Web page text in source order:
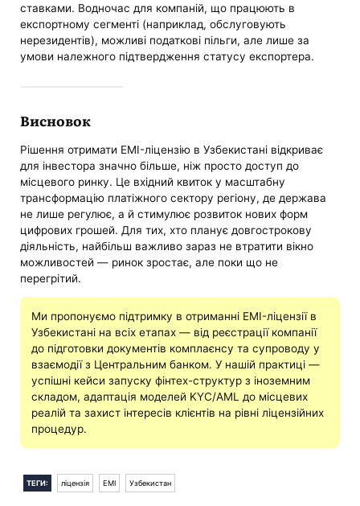
ставками. Водночас для компаній, що працюють в
експортному сегменті (наприклад, обслуговують
нерезидентів), можливі податкові пільги, але лише за
умови належного підтвердження статусу експортера.
Висновок
Рішення отримати EMI-ліцензію в Узбекистані відкриває
для інвестора значно більше, ніж просто доступ до
місцевого ринку. Це вхідний квиток у масштабну
трансформацію платіжного сектору регіону, де держава
не лише регулює, а й стимулює розвиток нових форм
цифрових грошей. Для тих, хто планує довгострокову
діяльність, найбільш важливо зараз не втратити вікно
можливостей — ринок зростає, але поки що не
перегрітий.
Ми пропонуємо підтримку в отриманні EMI-ліцензії в
Узбекистані на всіх етапах — від реєстрації компанії
до підготовки документів комплаєнсу та супроводу у
взаємодії з Центральним банком. У нашій практиці —
успішні кейси запуску фінтех-структур з іноземним
складом, адаптація моделей KYC/AML до місцевих
реалій та захист інтересів клієнтів на рівні ліцензійних
процедур.
ТЕГИ: ліцензія EMI Узбекистан